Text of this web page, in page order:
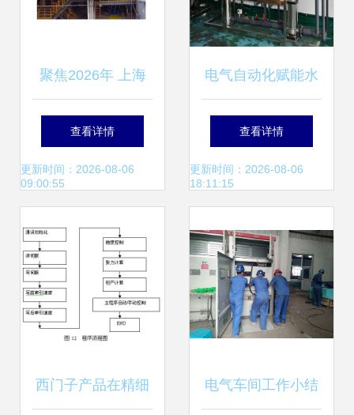
聚焦2026年 上海
黄浦区水电气管道
安装公司的专业选
查看详情
更新时间：2026-08-06
09:00:55
电气自动化赋能水
质升级 达旺去离子
设备的技术实践
查看详情
更新时间：2026-08-06
18:11:15
西门子产品在精细 电气车间工作小结